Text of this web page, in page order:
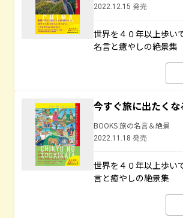
2022.12.15 発売
世界を４０年以上歩い
名言と癒やしの絶景集
今すぐ旅に出たく
BOOKS 旅の名言＆絶景
2022.11.18 発売
世界を４０年以上歩い
言と癒やしの絶景集